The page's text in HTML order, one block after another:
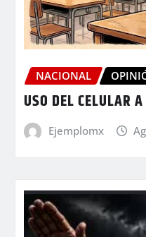
NACIONAL
USO DEL CELULAR
Ejemplomx